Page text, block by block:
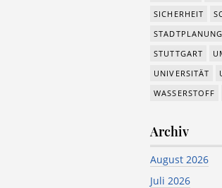
SICHERHEIT
STADTPLANUNG
STUTTGART
UNIVERSITÄT
WASSERSTOFF
Archiv
August 2026
Juli 2026